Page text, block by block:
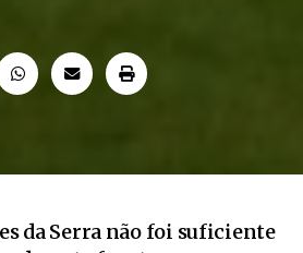
da Serra não foi suficiente